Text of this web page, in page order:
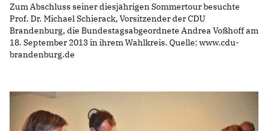
LEBENSLAUF
HEIMAT UND WERTE
AUSBILDUNG UND WEGMARKEN
SICHERHEIT UND ZUSAMMENHALT
MITTELSTAND UND INDUSTRIE
Zum Abschluss seiner diesjährigen Sommertour besuchte
Prof. Dr. Michael Schierack, Vorsitzender der CDU
Brandenburg, die Bundestagsabgeordnete Andrea Voßhoff am
18. September 2013 in ihrem Wahlkreis. Quelle: www.cdu-
brandenburg.de